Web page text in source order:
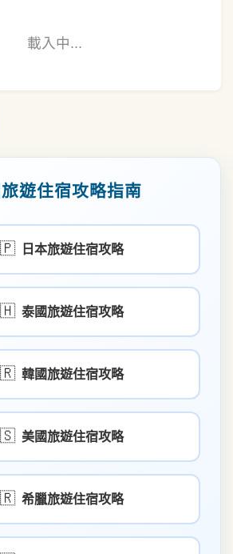
載入中...
遊住宿攻略指南
日本旅遊住宿攻略
泰國旅遊住宿攻略
韓國旅遊住宿攻略
美國旅遊住宿攻略
希臘旅遊住宿攻略